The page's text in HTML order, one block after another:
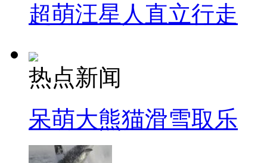
超萌汪星人直立行走
热点新闻
呆萌大熊猫滑雪取乐